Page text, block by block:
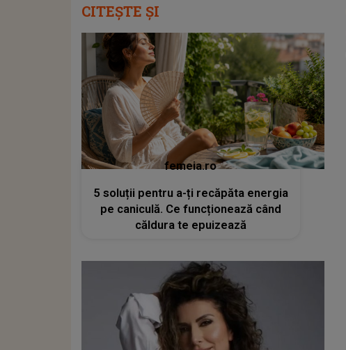
CITEȘTE ȘI
femeia.ro
5 soluții pentru a-ți recăpăta energia
pe caniculă. Ce funcționează când
căldura te epuizează